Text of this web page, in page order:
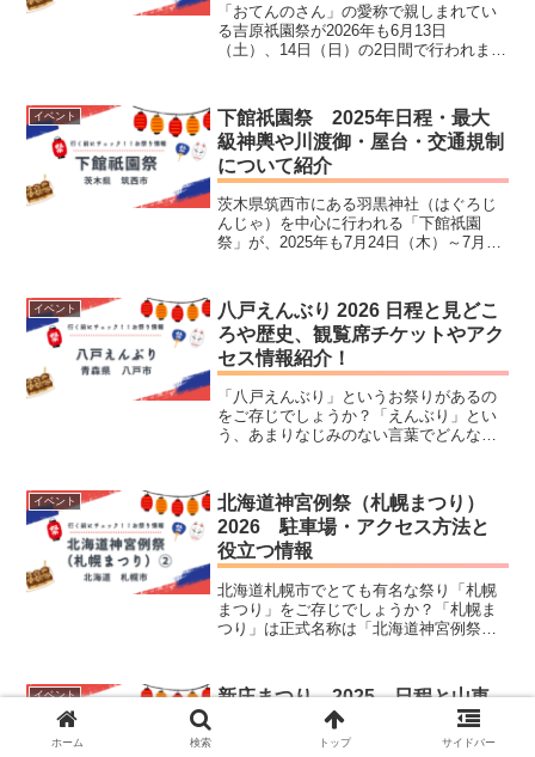
「おてんのさん」の愛称で親しまれてい
る吉原祇園祭が2026年も6月13日
（土）、14日（日）の2日間で行われま
で、毎年20万人以上の来場者数を誇る、
東海一の祇園祭と言われ...
イベント
下館祇園祭 2025年日程・最大
級神輿や川渡御・屋台・交通規制
について紹介
茨木県筑西市にある羽黒神社（はぐろじ
んじゃ）を中心に行われる「下館祇園
祭」が、2025年も7月24日（木）～7月27
に執り行われる明治神輿の川渡御が見ど
ころとなる祭で...
イベント
八戸えんぶり 2026 日程と見どこ
ろや歴史、観覧席チケットやアク
セス情報紹介！
「八戸えんぶり」というお祭りがあるの
をご存じでしょうか？「えんぶり」とい
う、あまりなじみのない言葉でどんなお
一つで、歴史と伝統があり、その地域の
人々の想いが詰まった素晴...
イベント
北海道神宮例祭（札幌まつり）
2026 駐車場・アクセス方法と
役立つ情報
北海道札幌市でとても有名な祭り「札幌
まつり」をご存じでしょうか？「札幌ま
つり」は正式名称は「北海道神宮例祭」
れ、札幌市内がもっとも賑わう行事で
イベント
新庄まつり 2025 日程と山車
の魅力や歴史、観覧席やアクセス
の情報紹介！
ホーム 検索 トップ サイドバー